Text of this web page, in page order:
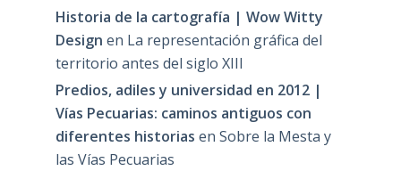
Historia de la cartografía | Wow Witty
Design en La representación gráfica del
territorio antes del siglo XIII
Predios, adiles y universidad en 2012 |
Vías Pecuarias: caminos antiguos con
diferentes historias en Sobre la Mesta y
las Vías Pecuarias